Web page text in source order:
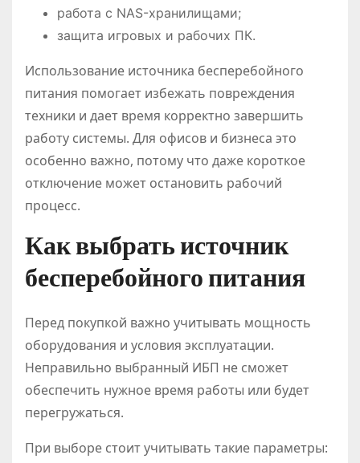
работа с NAS-хранилищами;
защита игровых и рабочих ПК.
Использование источника бесперебойного
питания помогает избежать повреждения
техники и дает время корректно завершить
работу системы. Для офисов и бизнеса это
особенно важно, потому что даже короткое
отключение может остановить рабочий
процесс.
Как выбрать источник
бесперебойного питания
Перед покупкой важно учитывать мощность
оборудования и условия эксплуатации.
Неправильно выбранный ИБП не сможет
обеспечить нужное время работы или будет
перегружаться.
При выборе стоит учитывать такие параметры: